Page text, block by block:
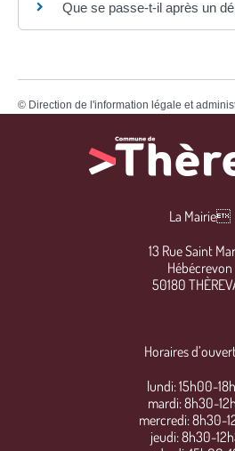
Que se passe-t-il après un
© Direction de l'information légale et
La Mairie
13 Rue Saint
Hébécrevon
50180
Horaires
lundi: 15h00-
mardi: 8h30-
mercredi: 8h30-
jeudi: 8h30-